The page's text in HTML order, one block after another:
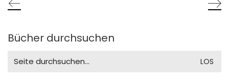
Bücher durchsuchen
for: